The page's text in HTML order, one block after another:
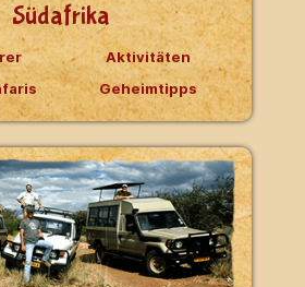
Südafrika
Aktivitäten
Geheimtipps